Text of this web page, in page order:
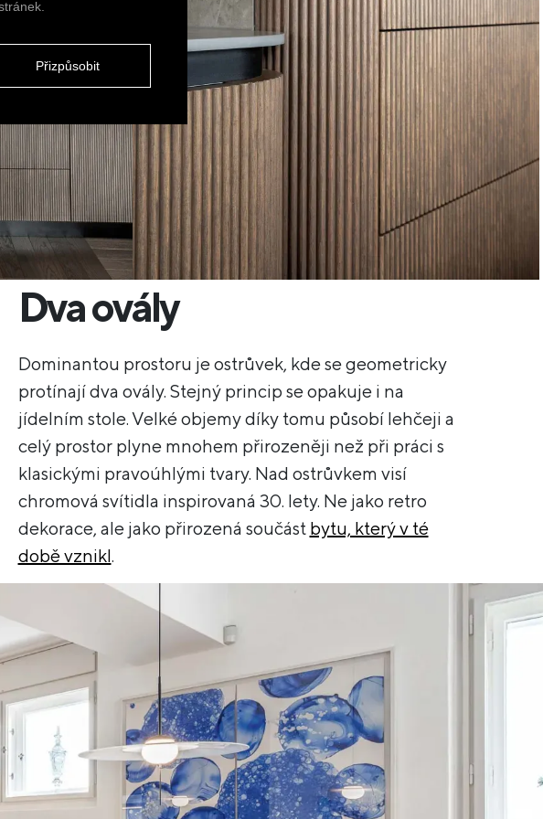
Přizpůsobit
Dva ovály
Dominantou prostoru je ostrůvek, kde se geometricky
protínají dva ovály. Stejný princip se opakuje i na
jídelním stole. Velké objemy díky tomu působí lehčeji a
celý prostor plyne mnohem přirozeněji než při práci s
klasickými pravoúhlými tvary. Nad ostrůvkem visí
chromová svítidla inspirovaná 30. lety. Ne jako retro
dekorace, ale jako přirozená součást bytu, který v té
době vznikl.